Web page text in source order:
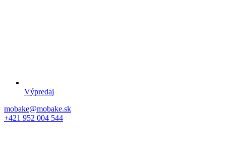
Výpredaj
mobake@mobake.sk
+421 952 004 544